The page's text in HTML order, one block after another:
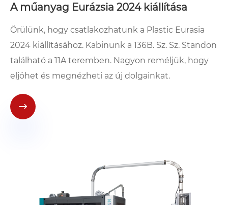
A műanyag Eurázsia 2024 kiállítása
Örülünk, hogy csatlakozhatunk a Plastic Eurasia
2024 kiállításához. Kabinunk a 136B. Sz. Sz. Standon
található a 11A teremben. Nagyon reméljük, hogy
eljöhet és megnézheti az új dolgainkat.
